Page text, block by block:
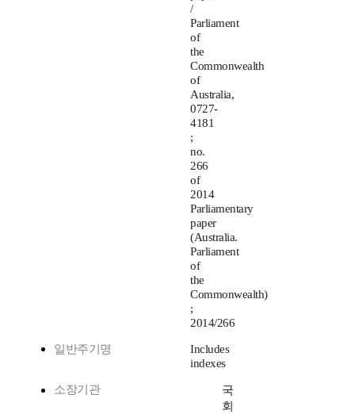
/
Parliament
of
the
Commonwealth
of
Australia,
0727-
4181
;
no.
266
of
2014
Parliamentary
paper
(Australia.
Parliament
of
the
Commonwealth)
;
2014/266
일반주기명
Includes
indexes
소장기관
국
회